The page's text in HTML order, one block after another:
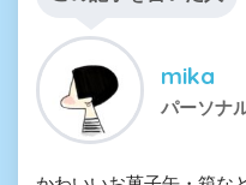
mika
パーソナ